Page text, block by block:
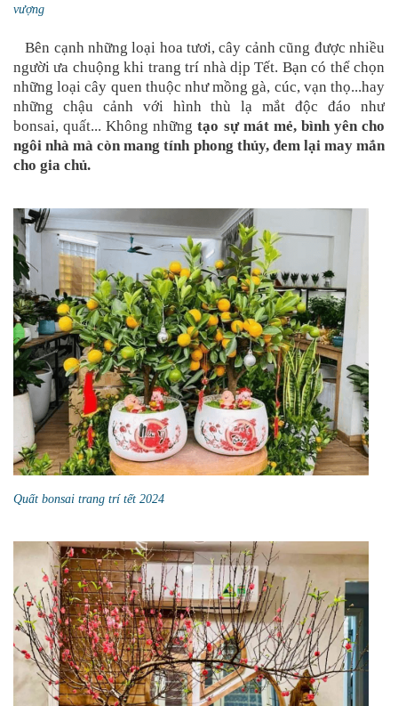
vượng
Bên cạnh những loại hoa tươi, cây cảnh cũng được nhiều
người ưa chuộng khi trang trí nhà dịp Tết. Bạn có thể chọn
những loại cây quen thuộc như mồng gà, cúc, vạn thọ...hay
những chậu cảnh với hình thù lạ mắt độc đáo như
bonsai,quất... Không những tạo sự mát mẻ, bình yên cho
ngôi nhà mà còn mang tính phong thủy, đem lại may mắn
cho gia chủ.
Quất bonsai trang trí tết 2024